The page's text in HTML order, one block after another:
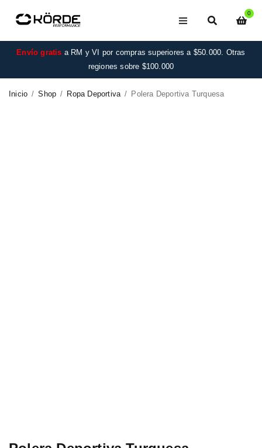
0
Envío gratis a RM y VI por compras superiores a $50.000. Otras
regiones sobre $100.000
Inicio / Shop / Ropa Deportiva / Polera Deportiva Turquesa